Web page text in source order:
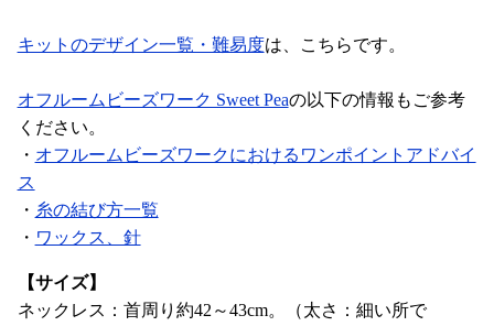
キットのデザイン一覧・難易度は、こちらです。
オフルームビーズワーク Sweet Peaの以下の情報もご参考
ください。
・ オフルームビーズワークにおけるワンポイントアドバイ
ス
・ 糸の結び方一覧
・ ワックス、針
【サイズ】
ネックレス：首周り約42～43cm。（太さ：細い所で